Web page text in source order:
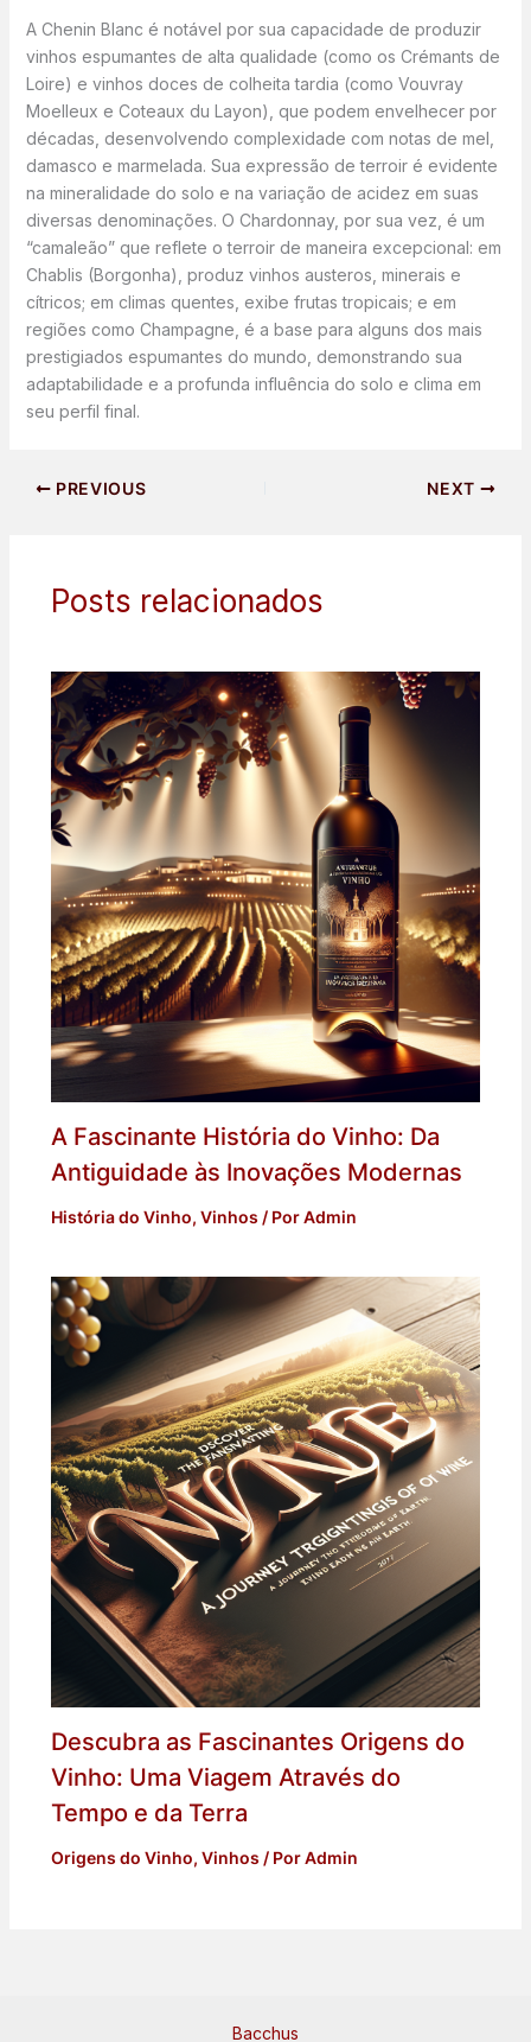
A Chenin Blanc é notável por sua capacidade de produzir
vinhos espumantes de alta qualidade (como os Crémants de
Loire) e vinhos doces de colheita tardia (como Vouvray
Moelleux e Coteaux du Layon), que podem envelhecer por
décadas, desenvolvendo complexidade com notas de mel,
damasco e marmelada. Sua expressão de terroir é evidente
na mineralidade do solo e na variação de acidez em suas
diversas denominações. O Chardonnay, por sua vez, é um
“camaleão” que reflete o terroir de maneira excepcional: em
Chablis (Borgonha), produz vinhos austeros, minerais e
cítricos; em climas quentes, exibe frutas tropicais; e em
regiões como Champagne, é a base para alguns dos mais
prestigiados espumantes do mundo, demonstrando sua
adaptabilidade e a profunda influência do solo e clima em
seu perfil final.
PREVIOUS NEXT
Posts relacionados
A Fascinante História do Vinho: Da
Antiguidade às Inovações Modernas
História do Vinho, Vinhos / PorAdmin
Descubra as Fascinantes Origens do
Vinho: Uma Viagem Através do
Tempo e da Terra
Origens do Vinho, Vinhos / PorAdmin
Bacchus